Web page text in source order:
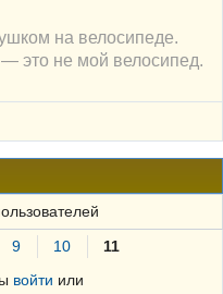
на велосипеде.
это не мой велосипед.
9 10
11
войти или